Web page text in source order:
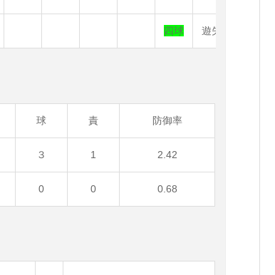
四球 遊失
球 責 防御率
３ 1 2.42
0 0 0.68